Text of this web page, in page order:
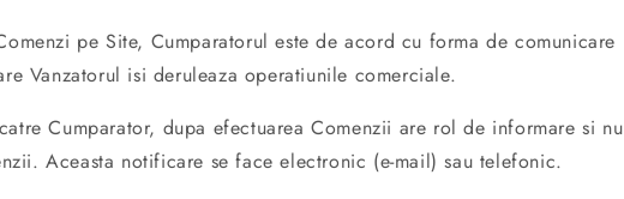
pe Site, Cumparatorul este de acord cu forma de comunicare
Vanzatorul isi deruleaza operatiunile comerciale.
Cumparator, dupa efectuarea Comenzii are rol de informare si nu
Aceasta notificare se face electronic (e-mail) sau telefonic.